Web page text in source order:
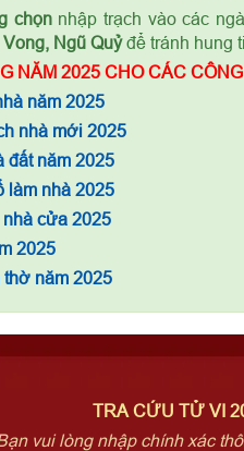
chọnnhập trạch vào các
Ngũ Quỷđể tránh hung
NĂM 2025 CHO CÁC
năm 2025
nhà mới 2025
đất năm 2025
làm nhà 2025
cửa 2025
2025
năm 2025
TRA CỨU TỬ VI
vui lòng nhập chính xác